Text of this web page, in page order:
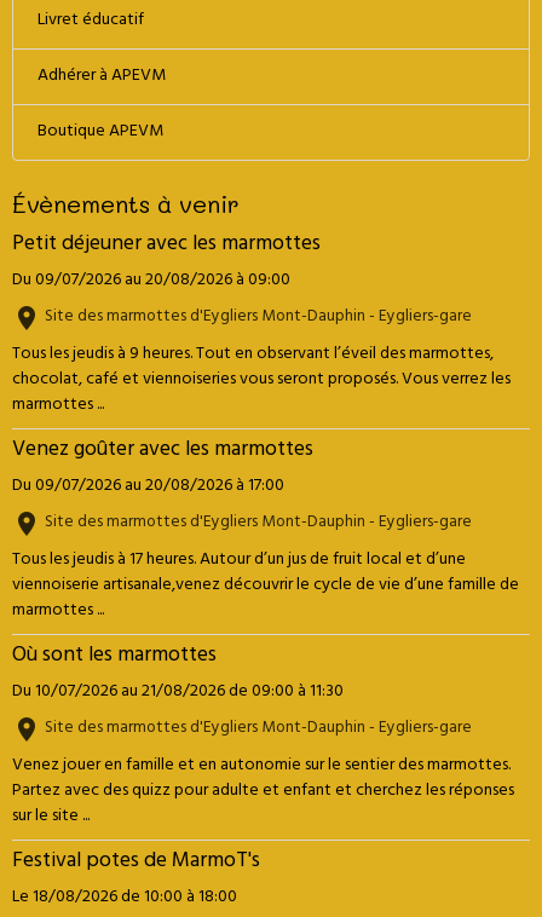
Livret éducatif
Adhérer à APEVM
Boutique APEVM
Évènements à venir
Petit déjeuner avec les marmottes
Du 09/07/2026au 20/08/2026à 09:00
Site des marmottes d'Eygliers Mont-Dauphin - Eygliers-gare
Tous les jeudis à 9 heures. Tout en observant l’éveil des marmottes,
chocolat, café et viennoiseries vous seront proposés. Vous verrez les
marmottes ...
Venez goûter avec les marmottes
Du 09/07/2026au 20/08/2026à 17:00
Site des marmottes d'Eygliers Mont-Dauphin - Eygliers-gare
Tous les jeudis à 17 heures. Autour d’un jus de fruit local et d’une
viennoiserie artisanale,venez découvrir le cycle de vie d’une famille de
marmottes ...
Où sont les marmottes
Du 10/07/2026au 21/08/2026de 09:00à 11:30
Site des marmottes d'Eygliers Mont-Dauphin - Eygliers-gare
Venez jouer en famille et en autonomie sur le sentier des marmottes.
Partez avec des quizz pour adulte et enfant et cherchez les réponses
sur le site ...
Festival potes de MarmoT's
Le 18/08/2026de 10:00à 18:00